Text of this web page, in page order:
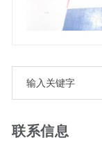
联系信息